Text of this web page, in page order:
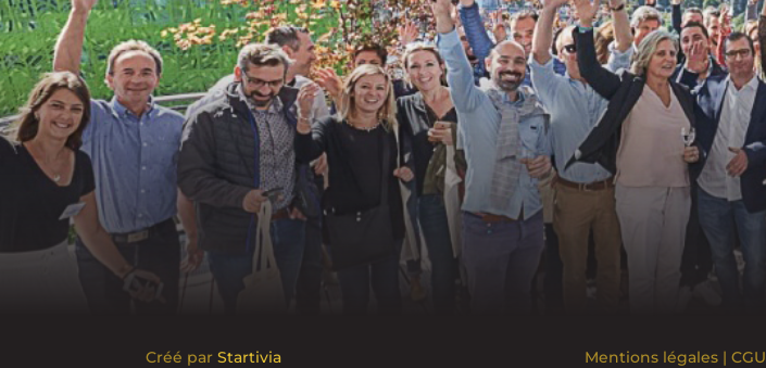
Créé parStartivia Mentions légales |CGU